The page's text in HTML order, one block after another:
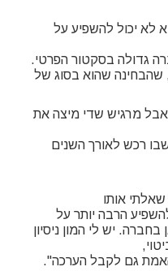
לא יכול להשפיע על
שהבחינה שהוא בסוג של
מרגיש שדי מיצה את
רכש לאורך השנים
אותו
הרבה יותר על
יש לי המון ניסיון
גם לקבל הערכה".